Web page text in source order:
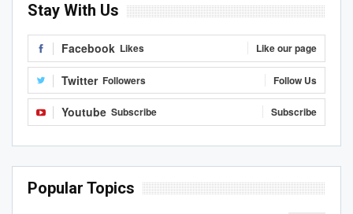
Stay With Us
Facebook Likes Like our page
Twitter Followers Follow Us
Youtube Subscribe Subscribe
Popular Topics